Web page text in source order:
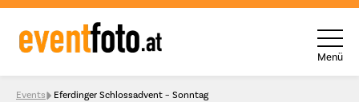
Skip to content
Menü
Events Eferdinger Schlossadvent – Sonntag